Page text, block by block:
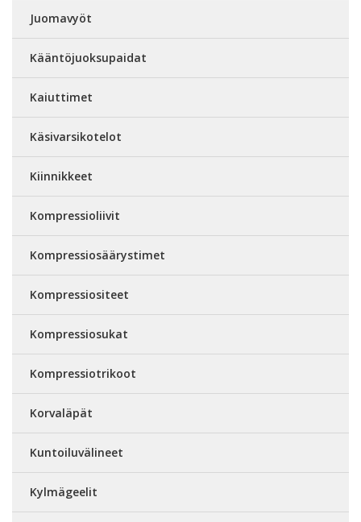
Juomavyöt
Kääntöjuoksupaidat
Kaiuttimet
Käsivarsikotelot
Kiinnikkeet
Kompressioliivit
Kompressiosäärystimet
Kompressiositeet
Kompressiosukat
Kompressiotrikoot
Korvaläpät
Kuntoiluvälineet
Kylmägeelit